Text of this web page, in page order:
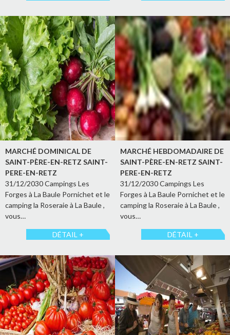
MARCHÉ DOMINICAL DE
SAINT-PÈRE-EN-RETZ SAINT-
PERE-EN-RETZ
31/12/2030 Campings Les
Forges à La Baule Pornichet et le
camping la Roseraie à La Baule ,
vous…
DÉTAIL +
MARCHÉ HEBDOMADAIRE DE
SAINT-PÈRE-EN-RETZ SAINT-
PERE-EN-RETZ
31/12/2030 Campings Les
Forges à La Baule Pornichet et le
camping la Roseraie à La Baule ,
vous…
DÉTAIL +